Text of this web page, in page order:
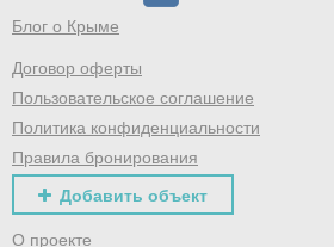
Блог о Крыме
Договор оферты
Пользовательское соглашение
Политика конфиденциальности
Правила бронирования
Добавить объект
О проекте